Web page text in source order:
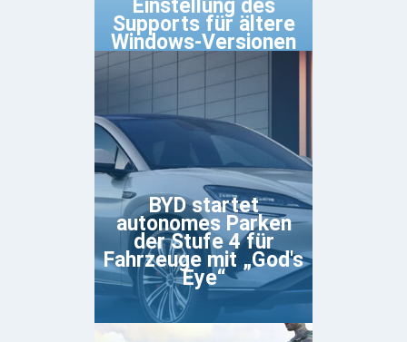
Einstellung des
Supports für ältere
Windows-Versionen
BYD startet
autonomes Parken
der Stufe 4 für
Fahrzeuge mit „God's
Eye“